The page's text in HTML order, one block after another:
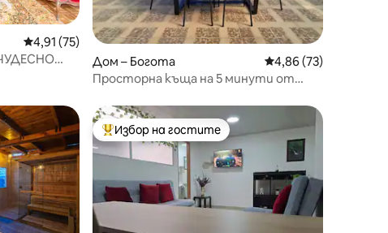
Средна оценка: 4,91 от 5, 75 отзива
4,91 (75)
Дом – Богота Средна оценка:
4,86 (73)
Просторна къща на 5 минути от
Най-популярен избор на гостите
Избор на гостите